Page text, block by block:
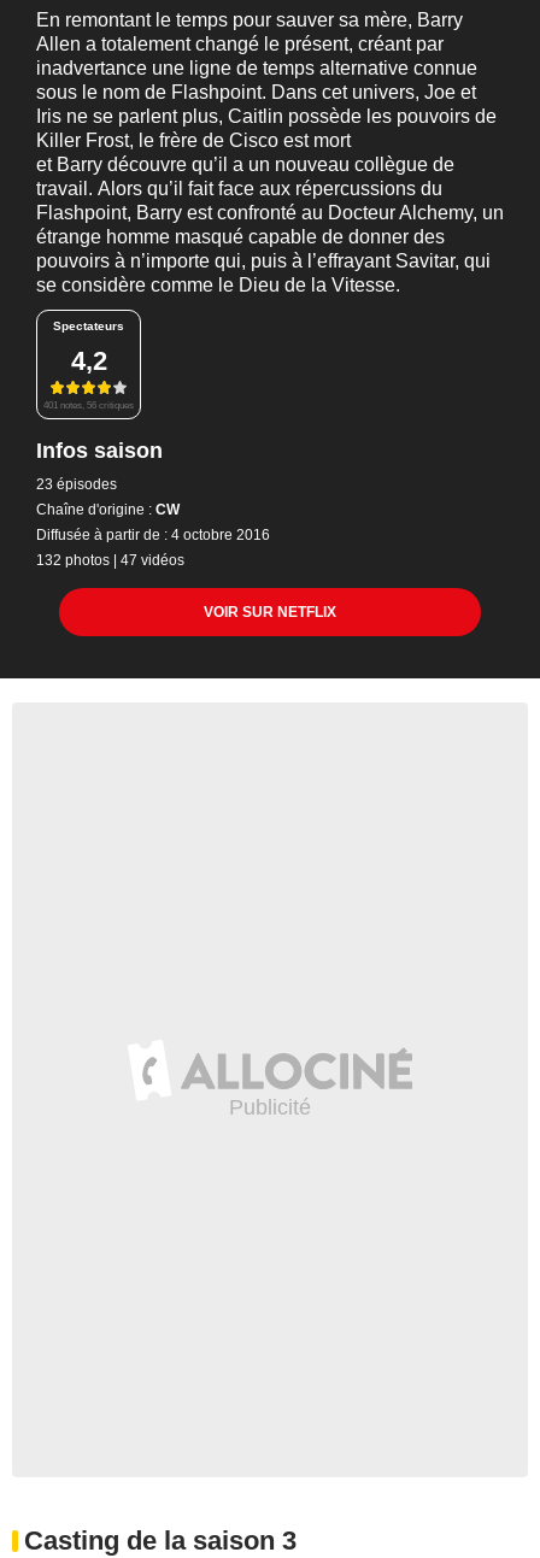
En remontant le temps pour sauver sa mère, Barry
Allen a totalement changé le présent, créant par
inadvertance une ligne de temps alternative connue
sous le nom de Flashpoint. Dans cet univers, Joe et
Iris ne se parlent plus, Caitlin possède les pouvoirs de
Killer Frost, le frère de Cisco est mort
et Barry découvre qu’il a un nouveau collègue de
travail. Alors qu’il fait face aux répercussions du
Flashpoint, Barry est confronté au Docteur Alchemy, un
étrange homme masqué capable de donner des
pouvoirs à n’importe qui, puis à l’effrayant Savitar, qui
se considère comme le Dieu de la Vitesse.
Spectateurs
4,2
401 notes, 56 critiques
Infos saison
23 épisodes
Chaîne d'origine : CW
Diffusée à partir de : 4 octobre 2016
132 photos | 47 vidéos
VOIR SUR NETFLIX
Casting de la saison 3